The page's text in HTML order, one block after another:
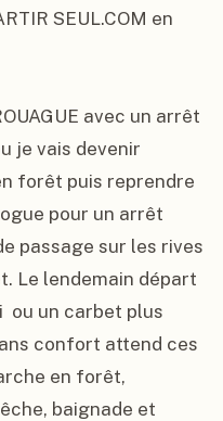
SEUL.COM en
avec un arrêt
je vais devenir
forêt puis reprendre
pour un arrêt
passage sur les rives
Le lendemain départ
ou un carbet plus
confort attend ces
en forêt,
baignade et